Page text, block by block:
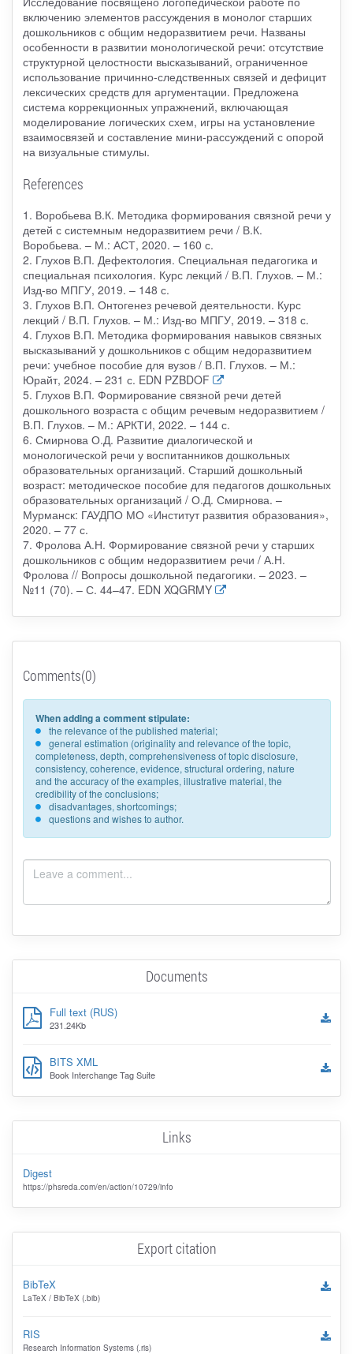
включению элементов рассуждения в монолог старших
дошкольников с общим недоразвитием речи. Названы
особенности в развитии монологической речи: отсутствие
структурной целостности высказываний, ограниченное
использование причинно-следственных связей и дефицит
лексических средств для аргументации. Предложена
система коррекционных упражнений, включающая
моделирование логических схем, игры на установление
взаимосвязей и составление мини-рассуждений с опорой
на визуальные стимулы.
References
1. Воробьева В.К. Методика формирования связной речи у
детей с системным недоразвитием речи / В.К.
Воробьева. – М.: АСТ, 2020. – 160 с.
2. Глухов В.П. Дефектология. Специальная педагогика и
специальная психология. Курс лекций / В.П. Глухов. – М.:
Изд-во МПГУ, 2019. – 148 с.
3. Глухов В.П. Онтогенез речевой деятельности. Курс
лекций / В.П. Глухов. – М.: Изд-во МПГУ, 2019. – 318 с.
4. Глухов В.П. Методика формирования навыков связных
высказываний у дошкольников с общим недоразвитием
речи: учебное пособие для вузов / В.П. Глухов. – М.:
Юрайт, 2024. – 231 с. EDN PZBDOF
5. Глухов В.П. Формирование связной речи детей
дошкольного возраста с общим речевым недоразвитием /
В.П. Глухов. – М.: АРКТИ, 2022. – 144 с.
6. Смирнова О.Д. Развитие диалогической и
монологической речи у воспитанников дошкольных
образовательных организаций. Старший дошкольный
возраст: методическое пособие для педагогов дошкольных
образовательных организаций / О.Д. Смирнова. –
Мурманск: ГАУДПО МО «Институт развития образования»,
2020. – 77 с.
7. Фролова А.Н. Формирование связной речи у старших
дошкольников с общим недоразвитием речи / А.Н.
Фролова // Вопросы дошкольной педагогики. – 2023. –
№11 (70). – С. 44–47. EDN XQGRMY
Comments(0)
When adding a comment stipulate:
the relevance of the published material;
general estimation (originality and relevance of the topic,
completeness, depth, comprehensiveness of topic disclosure,
consistency, coherence, evidence, structural ordering, nature
and the accuracy of the examples, illustrative material, the
credibility of the conclusions;
disadvantages, shortcomings;
questions and wishes to author.
Documents
Full text (RUS)
231.24Kb
BITS XML
Book Interchange Tag Suite
Links
Digest
https://phsreda.com/en/action/10729/info
Export citation
BibTeX
LaTeX / BibTeX (.bib)
RIS
Research Information Systems (.ris)